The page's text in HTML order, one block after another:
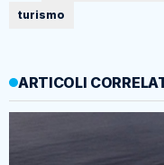
turismo
ARTICOLI